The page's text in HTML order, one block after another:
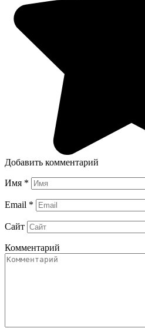
Добавить комментарий
Имя *
Email *
Сайт
Комментарий